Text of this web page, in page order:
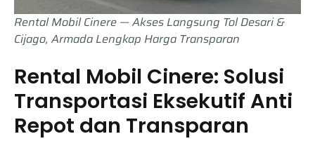
Rental Mobil Cinere — Akses Langsung Tol Desari &
Cijago, Armada Lengkap Harga Transparan
Rental Mobil Cinere: Solusi
Transportasi Eksekutif Anti
Repot dan Transparan